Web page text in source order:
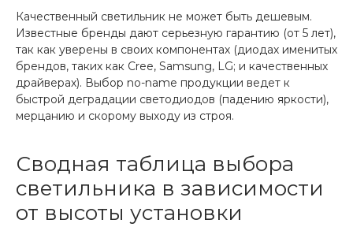
Качественный светильник не может быть дешевым.
Известные бренды дают серьезную гарантию (от 5 лет),
так как уверены в своих компонентах (диодах именитых
брендов, таких как Cree, Samsung, LG; и качественных
драйверах). Выбор no-name продукции ведет к
быстрой деградации светодиодов (падению яркости),
мерцанию и скорому выходу из строя.
Сводная таблица выбора
светильника в зависимости
от высоты установки